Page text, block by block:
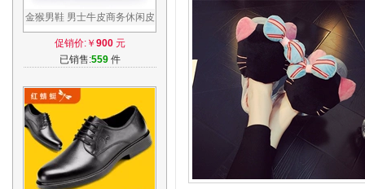
金猴男鞋 男士牛皮商务休闲皮
鞋 韩版系带休闲鞋男鞋潮流低
帮鞋子
促销价:￥ 900元
已销售:559件